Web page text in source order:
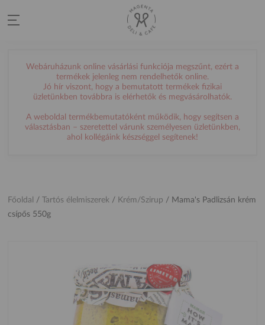
Webáruházunk online vásárlási funkciója megszűnt, ezért a
termékek jelenleg nem rendelhetők online.
Jó hír viszont, hogy a bemutatott termékek fizikai
üzletünkben továbbra is elérhetők és megvásárolhatók.
A weboldal termékbemutatóként működik, hogy segítsen a
választásban – szeretettel várunk személyesen üzletünkben,
ahol kollégáink készséggel segítenek!
Főoldal / Tartós élelmiszerek / Krém/Szirup / Mama's Padlizsán krém
csípős 550g